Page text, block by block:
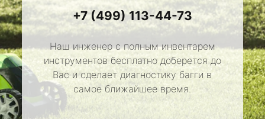
+7 (499) 113-44-73
Наш инженер с полным инвентарем
инструментов бесплатно доберется до
Вас и сделает диагностику багги в
самое ближайшее время.